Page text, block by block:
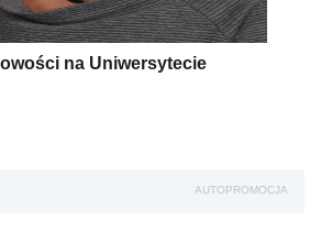
na Uniwersytecie
AUTOPROMOCJA